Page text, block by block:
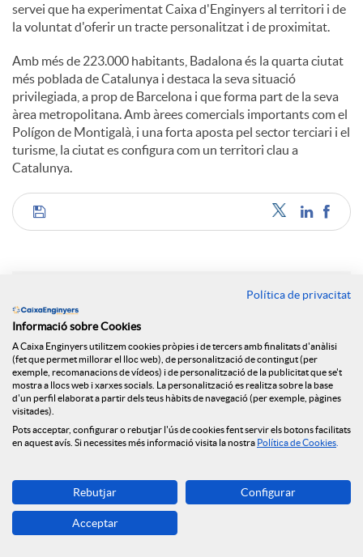
servei que ha experimentat Caixa d'Enginyers al territori i de
la voluntat d'oferir un tracte personalitzat i de proximitat.
Amb més de 223.000 habitants, Badalona és la quarta ciutat
més poblada de Catalunya i destaca la seva situació
privilegiada, a prop de Barcelona i que forma part de la seva
àrea metropolitana. Amb àrees comercials importants com el
Polígon de Montigalà, i una forta aposta pel sector terciari i el
turisme, la ciutat es configura com un territori clau a
Catalunya.
C
m
p
a
r
t
Notícies relacionades
NEWS & YOU núm.12
Caixa Enginyers segueix obrint oficines i arriba a
Caixa Enginyers preveu una segona meitat del
l’estabilitat econòmica
Caixa Enginyers preveu una segona meitat del
2026 marcada per la volatilitat geopolítica i
Política de privacitat
Informació sobre Cookies
A Caixa Enginyers utilitzem cookies pròpies i de tercers amb finalitats d'anàlisi
(fet que permet millorar el lloc web), de personalització de contingut (per
exemple, recomanacions de vídeos) i de personalització de la publicitat que se't
mostra a llocs web i xarxes socials. La personalització es realitza sobre la base
d'un perfil elaborat a partir dels teus hàbits de navegació (per exemple, pàgines
visitades).
Pots acceptar, configurar o rebutjar l'ús de cookies fent servir els botons facilitats
en aquest avís. Si necessites més informació visita la nostra Política de Cookies
Rebutjar Configurar
Acceptar